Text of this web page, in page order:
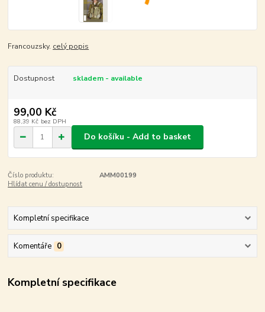
Francouzsky. celý popis
Dostupnost skladem - available
99,00 Kč
88,39 Kč bez DPH
Do košíku - Add to basket
Číslo produktu:
AMM00199
Hlídat cenu / dostupnost
Kompletní specifikace
Komentáře 0
Kompletní specifikace